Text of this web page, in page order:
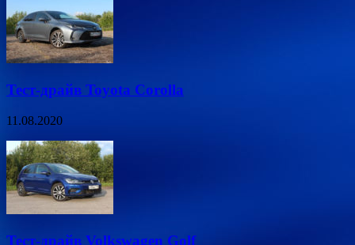
Тест-драйв Toyota Corolla
11.08.2020
Тест-драйв Volkswagen Golf